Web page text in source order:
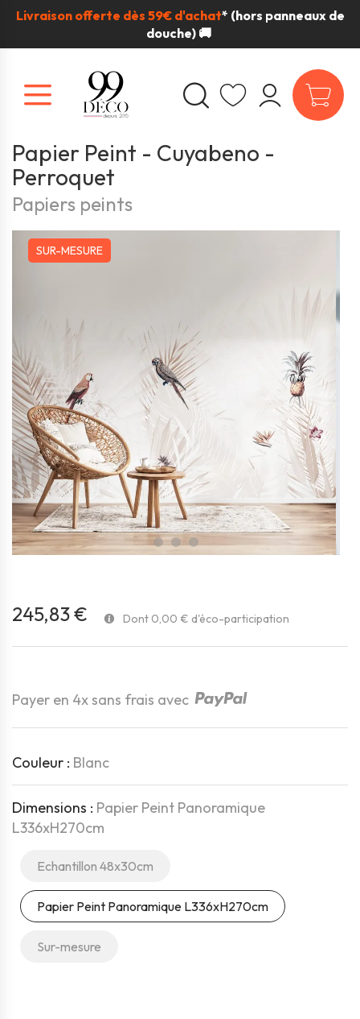
Livraison offerte dès 59€ d'achat* (hors panneaux de
douche) 🚚
Papier Peint - Cuyabeno -
Perroquet
Papiers peints
SUR-MESURE
245,83 € Dont 0,00 € d'éco-participation
Payer en 4x sans frais avec
Couleur : Blanc
Dimensions : Papier Peint Panoramique
L336xH270cm
Echantillon 48x30cm
Papier Peint Panoramique L336xH270cm
Sur-mesure